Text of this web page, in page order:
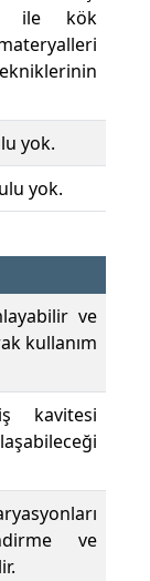
ile kök
yok.
yok.
ve
kullanım
kavitesi
ve